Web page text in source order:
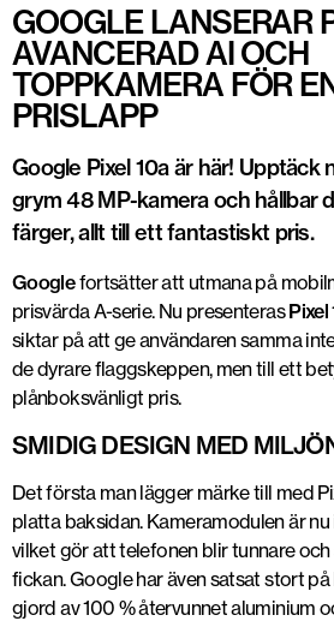
GOOGLE LANSERAR
AVANCERAD AI OCH
TOPPKAMERA FÖR
PRISLAPP
Google Pixel 10a är här! Upptäck
grym 48 MP-kamera och hållbar
färger, allt till ett fantastiskt pris.
Googlefortsätter att utmana på
prisvärda A-serie. Nu presenterasPixel
siktar på att ge användaren samma
de dyrare flaggskeppen, men till ett
plånboksvänligt pris.
SMIDIG DESIGN MED
Det första man lägger märke till med
platta baksidan. Kameramodulen är
vilket gör att telefonen blir tunnare
fickan. Google har även satsat stort
gjord av 100 % återvunnet aluminium